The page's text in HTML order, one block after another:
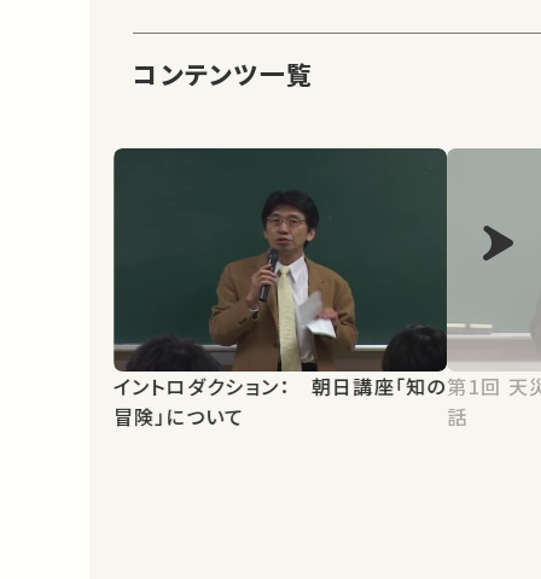
コンテンツ一覧
イントロダクション： 朝日講座「知の
冒険」について
第1回 天災と国防 寺田寅彦との対
話